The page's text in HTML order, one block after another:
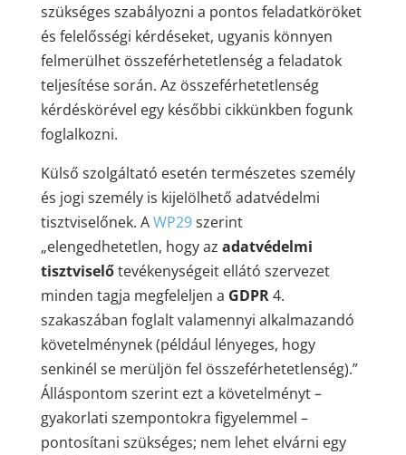
szükséges szabályozni a pontos feladatköröket
és felelősségi kérdéseket, ugyanis könnyen
felmerülhet összeférhetetlenség a feladatok
teljesítése során. Az összeférhetetlenség
kérdéskörével egy későbbi cikkünkben fogunk
foglalkozni.
Külső szolgáltató esetén természetes személy
és jogi személy is kijelölhető adatvédelmi
tisztviselőnek. AWP29szerint
„elengedhetetlen, hogy az adatvédelmi
tisztviselőtevékenységeit ellátó szervezet
minden tagja megfeleljen a GDPR4.
szakaszában foglalt valamennyi alkalmazandó
követelménynek (például lényeges, hogy
senkinél se merüljön fel összeférhetetlenség).”
Álláspontom szerint ezt a követelményt –
gyakorlati szempontokra figyelemmel –
pontosítani szükséges; nem lehet elvárni egy